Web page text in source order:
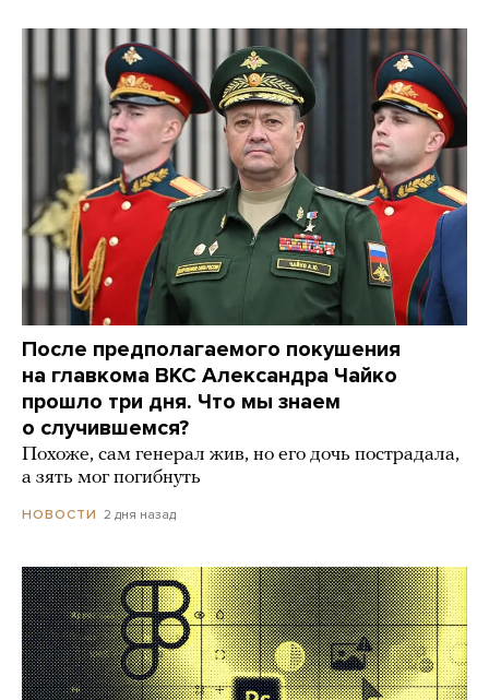
После предполагаемого покушения
на главкома ВКС Александра Чайко
прошло три дня. Что мы знаем
о случившемся?
Похоже, сам генерал жив, но его дочь пострадала,
а зять мог погибнуть
НОВОСТИ 2 дня назад